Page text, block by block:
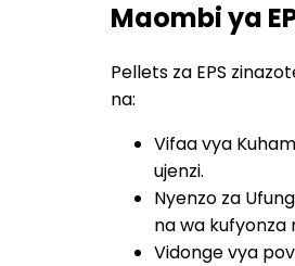
Maombi ya
Pellets za EPS
na:
Vifaa vya
ujenzi.
Nyenzo za
na wa kufyonza
Vidonge vya